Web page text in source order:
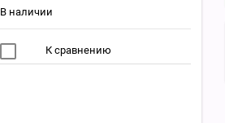
В наличии
К сравнению